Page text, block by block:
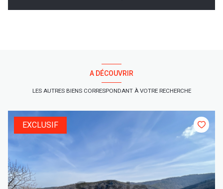
A DÉCOUVRIR
LES AUTRES BIENS CORRESPONDANT À VOTRE RECHERCHE
EXCLUSIF